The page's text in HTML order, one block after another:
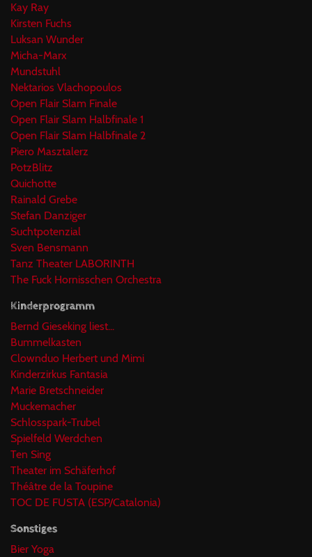
Kay Ray
Kirsten Fuchs
Luksan Wunder
Micha-Marx
Mundstuhl
Nektarios Vlachopoulos
Open Flair Slam Finale
Open Flair Slam Halbfinale 1
Open Flair Slam Halbfinale 2
Piero Masztalerz
PotzBlitz
Quichotte
Rainald Grebe
Stefan Danziger
Suchtpotenzial
Sven Bensmann
Tanz Theater LABORINTH
The Fuck Hornisschen Orchestra
Kinderprogramm
Bernd Gieseking liest...
Bummelkasten
Clownduo Herbert und Mimi
Kinderzirkus Fantasia
Marie Bretschneider
Muckemacher
Schlosspark-Trubel
Spielfeld Werdchen
Ten Sing
Theater im Schäferhof
Théâtre de la Toupine
TOC DE FUSTA (ESP/Catalonia)
Sonstiges
Bier Yoga